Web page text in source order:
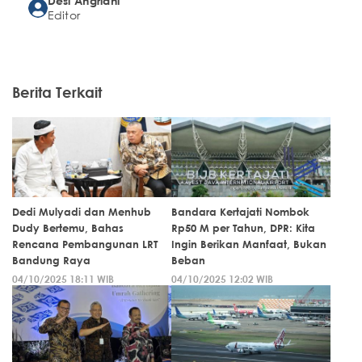
Editor
Berita Terkait
Dedi Mulyadi dan Menhub
Dudy Bertemu, Bahas
Rencana Pembangunan LRT
Bandung Raya
04/10/2025 18:11 WIB
Bandara Kertajati Nombok
Rp50 M per Tahun, DPR: Kita
Ingin Berikan Manfaat, Bukan
Beban
04/10/2025 12:02 WIB